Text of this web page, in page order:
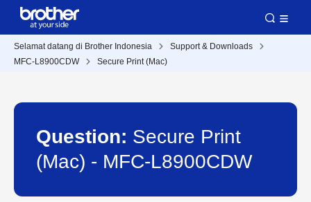
Selamat datang di Brother Indonesia
Support & Downloads
MFC-L8900CDW
Secure Print (Mac)
Question: Secure Print
(Mac) - MFC-L8900CDW